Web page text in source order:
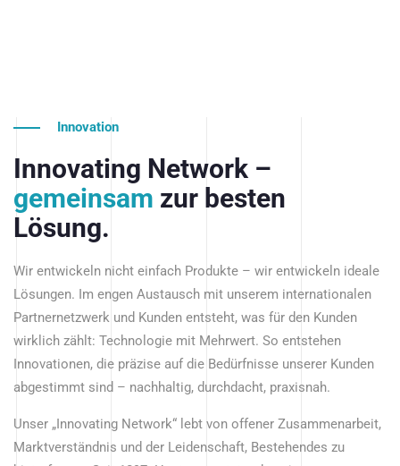
Innovation
Innovating Network –
gemeinsam zur besten
Lösung.
Wir entwickeln nicht einfach Produkte – wir entwickeln ideale
Lösungen. Im engen Austausch mit unserem internationalen
Partnernetzwerk und Kunden entsteht, was für den Kunden
wirklich zählt: Technologie mit Mehrwert. So entstehen
Innovationen, die präzise auf die Bedürfnisse unserer Kunden
abgestimmt sind – nachhaltig, durchdacht, praxisnah.
Unser „Innovating Network“ lebt von offener Zusammenarbeit,
Marktverständnis und der Leidenschaft, Bestehendes zu